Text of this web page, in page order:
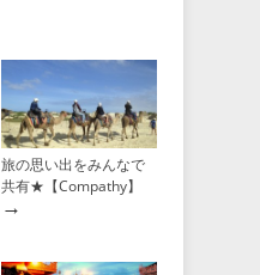
旅の思い出をみんなで
共有★【Compathy】
→